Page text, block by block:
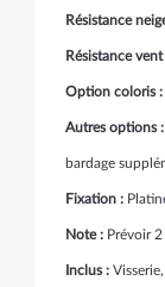
Résistance
Résistance vent
Option coloris :
Autres options :
bardage
Fixation :
Note : Prévoir
Inclus :